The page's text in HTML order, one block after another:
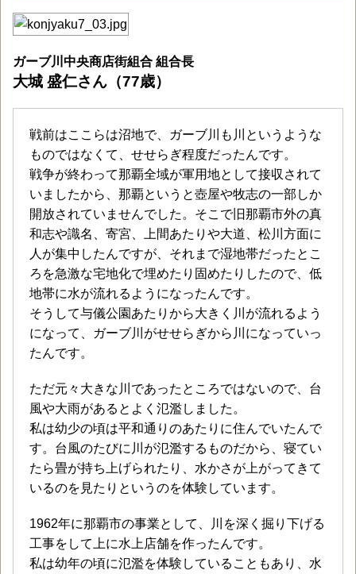
ガーブ川中央商店街組合 組合長
大城 盛仁さん（77歳）
戦前はここらは沼地で、ガーブ川も川というような
ものではなくて、せせらぎ程度だったんです。
戦争が終わって那覇全域が軍用地として接収されて
いましたから、那覇というと壺屋や牧志の一部しか
開放されていませんでした。そこで旧那覇市外の真
和志や識名、寄宮、上間あたりや大道、松川方面に
人が集中したんですが、それまで湿地帯だったとこ
ろを急激な宅地化で埋めたり固めたりしたので、低
地帯に水が流れるようになったんです。
そうして与儀公園あたりから大きく川が流れるよう
になって、ガーブ川がせせらぎから川になっていっ
たんです。
ただ元々大きな川であったところではないので、台
風や大雨があるとよく氾濫しました。
私は幼少の頃は平和通りのあたりに住んでいたんで
す。台風のたびに川が氾濫するものだから、寝てい
たら畳が持ち上げられたり、水かさが上がってきて
いるのを見たりというのを体験しています。
1962年に那覇市の事業として、川を深く掘り下げる
工事をして上に水上店舗を作ったんです。
私は幼年の頃に氾濫を体験していることもあり、水